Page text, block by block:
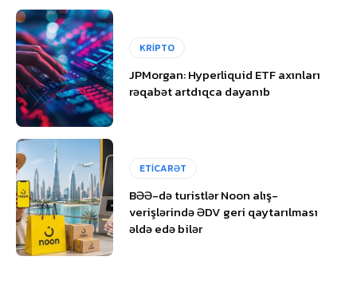
KRİPTO
JPMorgan: Hyperliquid ETF axınları
rəqabət artdıqca dayanıb
ETİCARƏT
BƏƏ-də turistlər Noon alış-
verişlərində ƏDV geri qaytarılması
əldə edə bilər